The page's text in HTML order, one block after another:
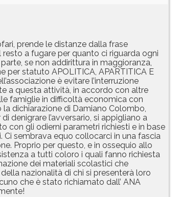
prende le distanze dalla frase
a fugare per quanto ci riguarda ogni
se non addirittura in maggioranza,
per statuto APOLITICA, APARTITICA E
è evitare l’interruzione
a questa attività, in accordo con altre
famiglie in difficoltà economica con
dichiarazione di Damiano Colombo,
denigrare l’avversario, si appigliano a
con gli odierni parametri richiesti e in base
Ci sembrava equo collocarci in una fascia
Proprio per questo, e in ossequio allo
a tutti coloro i quali fanno richiesta
dei materiali scolastici che
nazionalità di chi si presenterà loro
che è stato richiamato dall’ ANA